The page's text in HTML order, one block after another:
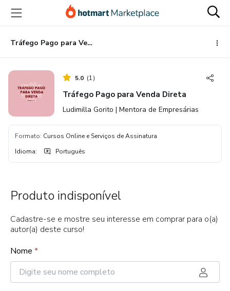
para
conteúdo
principal
para
pagamento
para
rodapé
Tráfego Pago para Venda Direta
5.0 (1)
Tráfego Pago para Venda Direta
Ludimilla Gorito | Mentora de Empresárias
Formato: Cursos Online e Serviços de Assinatura
Idioma: Português
Produto indisponível
Cadastre-se e mostre seu interesse em comprar para o(a)
autor(a) deste curso!
Nome *